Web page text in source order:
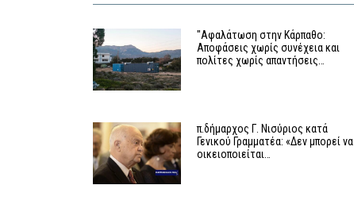
"Αφαλάτωση στην Κάρπαθο:
Αποφάσεις χωρίς συνέχεια και
πολίτες χωρίς απαντήσεις…
π.δήμαρχος Γ. Νισύριος κατά
Γενικού Γραμματέα: «Δεν μπορεί να
οικειοποιείται…